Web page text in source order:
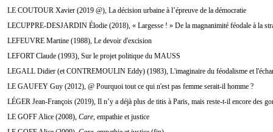
LE COUTOUR Xavier (2019 @), La décision urbaine à l’épreuve de la démocratie
LECUPPRE-DESJARDIN Élodie (2018), « Largesse ! » De la magnanimité féodale à la
LEFEUVRE Martine (1988), Le devoir d'excision
LEFORT Claude (1993), Sur le projet politique du MAUSS
LEGALL Didier (et CONTREMOULIN Eddy) (1983), L'imaginaire du féodalisme et
LE GAUFEY Guy (2012), @ Pourquoi tout ce qui n'est pas femme serait-il homme ?
LÉGER Jean-François (2019), Il n’y a déjà plus de titis à Paris, mais reste-t-il encore des
LE GOFF Alice (2008), Care, empathie et justice